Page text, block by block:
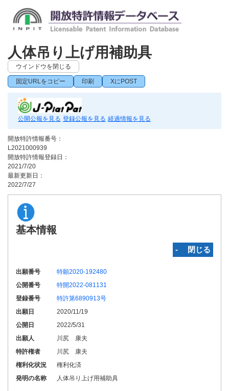
人体吊り上げ用補助具
ウインドウを閉じる
固定URLをコピー 印刷 XにPOST
公開公報を見る 登録公報を見る 経過情報を見る
開放特許情報番号：
L2021000939
開放特許情報登録日：
2021/7/20
最新更新日：
2022/7/27
基本情報
‐ 閉じる
出願番号
特願2020-192480
公開番号
特開2022-081131
登録番号
特許第6890913号
出願日
2020/11/19
公開日
2022/5/31
出願人
川尻 康夫
特許権者
川尻 康夫
権利化状況
権利化済
発明の名称
人体吊り上げ用補助具